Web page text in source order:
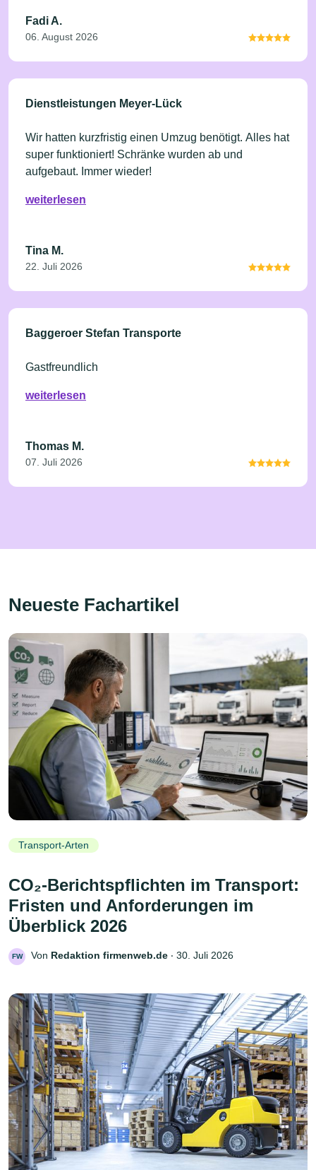
Fadi A.
06. August 2026
Dienstleistungen Meyer-Lück
Wir hatten kurzfristig einen Umzug benötigt. Alles hat
super funktioniert! Schränke wurden ab und
aufgebaut. Immer wieder!
weiterlesen
Tina M.
22. Juli 2026
Baggeroer Stefan Transporte
Gastfreundlich
weiterlesen
Thomas M.
07. Juli 2026
Neueste Fachartikel
Transport-Arten
CO₂-Berichtspflichten im Transport:
Fristen und Anforderungen im
Überblick 2026
FW Von Redaktion firmenweb.de ‧ 30. Juli 2026